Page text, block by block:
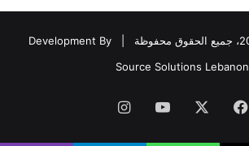
Development By
Source Solutions Lebanon
فيسبوك ‫YouTubeانستقرام